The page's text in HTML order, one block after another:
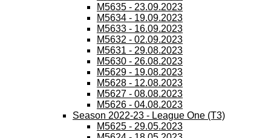
M5635 - 23.09.2023
M5634 - 19.09.2023
M5633 - 16.09.2023
M5632 - 02.09.2023
M5631 - 29.08.2023
M5630 - 26.08.2023
M5629 - 19.08.2023
M5628 - 12.08.2023
M5627 - 08.08.2023
M5626 - 04.08.2023
Season 2022-23 - League One (T3)
M5625 - 29.05.2023